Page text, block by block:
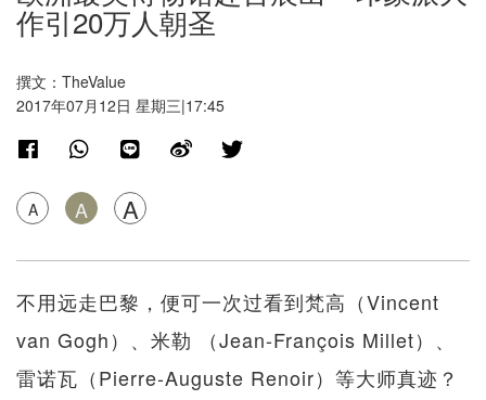
作引20万人朝圣
撰文：TheValue
2017年07月12日 星期三|17:45
A A A
不用远走巴黎，便可一次过看到梵高（Vincent
van Gogh）、米勒 （Jean-François Millet）、
雷诺瓦（Pierre-Auguste Renoir）等大师真迹？